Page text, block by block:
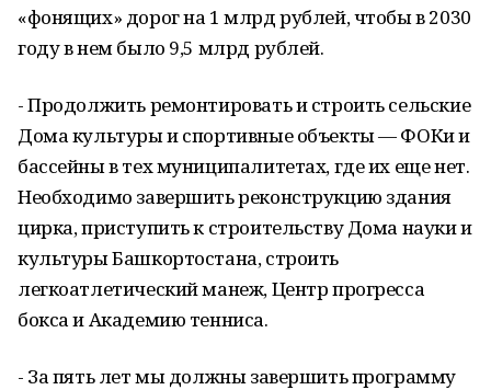
«фонящих» дорог на 1 млрд рублей, чтобы в 2030
году в нем было 9,5 млрд рублей.
- Продолжить ремонтировать и строить сельские
Дома культуры и спортивные объекты — ФОКи и
бассейны в тех муниципалитетах, где их еще нет.
Необходимо завершить реконструкцию здания
цирка, приступить к строительству Дома науки и
культуры Башкортостана, строить
легкоатлетический манеж, Центр прогресса
бокса и Академию тенниса.
- За пять лет мы должны завершить программу